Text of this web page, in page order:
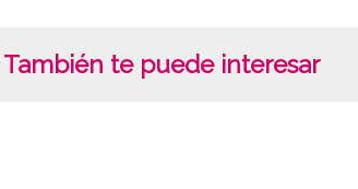
También te puede interesar